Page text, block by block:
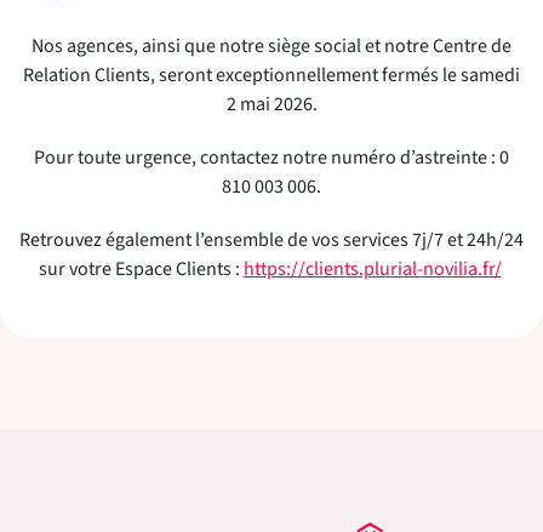
Nos agences, ainsi que notre siège social et notre Centre de
Relation Clients, seront exceptionnellement fermés le samedi
2 mai 2026.
Pour toute urgence, contactez notre numéro d’astreinte : 0
810 003 006.
Retrouvez également l’ensemble de vos services 7j/7 et 24h/24
sur votre Espace Clients : https://clients.plurial-novilia.fr/